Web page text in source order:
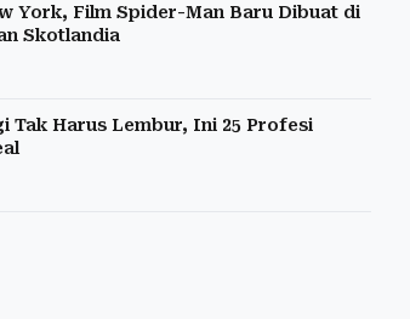
York, Film Spider-Man Baru Dibuat di
Skotlandia
Tak Harus Lembur, Ini 25 Profesi